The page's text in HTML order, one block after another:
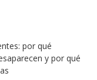
por qué
y por qué